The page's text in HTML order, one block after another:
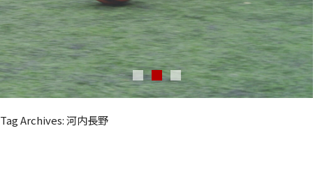
Tag Archives: 河内長野